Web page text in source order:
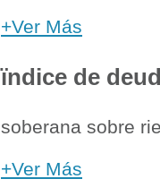
+Ver Más
ïndice de
soberana sobre
+Ver Más